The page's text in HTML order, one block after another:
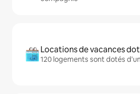
Locations de vacances
120 logements sont dotés